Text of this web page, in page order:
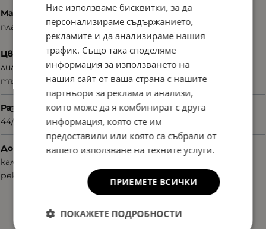
Материал
пластмаса
Цвят
лилав
тъмнолилав
Размер
44/17/130
Допълнителни аксесоари
калъф
рекламни материали
Ние използваме бисквитки, за да
персонализираме съдържанието,
рекламите и да анализираме нашия
трафик. Също така споделяме
информация за използването на
нашия сайт от ваша страна с нашите
партньори за реклама и анализи,
които може да я комбинират с друга
информация, която сте им
предоставили или която са събрали от
вашето използване на техните услуги.
ПРИЕМЕТЕ ВСИЧКИ
ПОКАЖЕТЕ ПОДРОБНОСТИ